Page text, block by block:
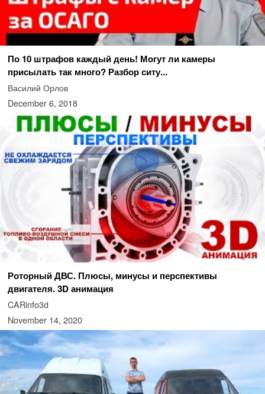
По 10 штрафов каждый день! Могут ли камеры
присылать так много? Разбор ситу...
Василий Орлов
December 6, 2018
Роторный ДВС. Плюсы, минусы и перспективы
двигателя. 3D анимация
CARinfo3d
November 14, 2020